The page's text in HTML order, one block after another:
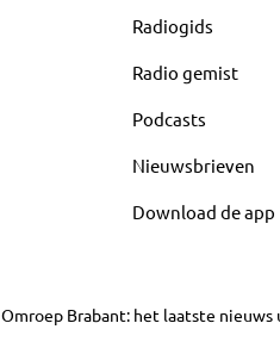
Radiogids
Radio gemist
Podcasts
Nieuwsbrieven
Download de app
Omroep Brabant: het laatste